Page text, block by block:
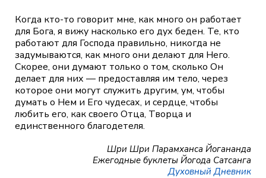
Когда кто-то говорит мне, как много он работает
для Бога, я вижу насколько его дух беден. Те, кто
работают для Господа правильно, никогда не
задумываются, как много они делают для Него.
Скорее, они думают только о том, сколько Он
делает для них — предоставляя им тело, через
которое они могут служить другим, ум, чтобы
думать о Нем и Его чудесах, и сердце, чтобы
любить его, как своего Отца, Творца и
единственного благодетеля.
Шри Шри Парамханса Йогананда
Ежегодные буклеты Йогода Сатсанга
Духовный Дневник